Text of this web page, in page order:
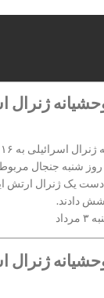
اسرائیلی به ۱۶ سرباز زن
یک ژنرال ارتش
دادند.